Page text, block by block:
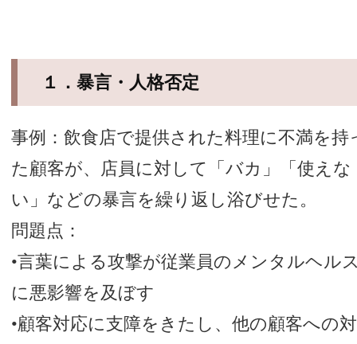
１．暴言・人格否定
事例：飲食店で提供された料理に不満を持
た顧客が、店員に対して「バカ」「使えな
い」などの暴言を繰り返し浴びせた。
問題点：
•言葉による攻撃が従業員のメンタルヘル
に悪影響を及ぼす
•顧客対応に支障をきたし、他の顧客への対